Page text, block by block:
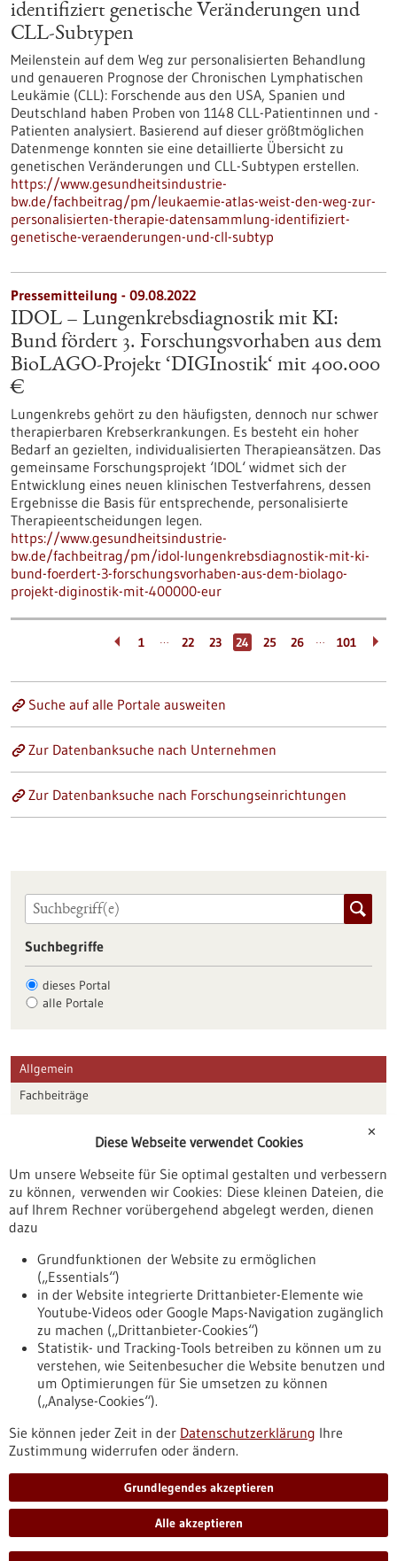
identifiziert genetische Veränderungen und
CLL-Subtypen
Meilenstein auf dem Weg zur personalisierten Behandlung
und genaueren Prognose der Chronischen Lymphatischen
Leukämie (CLL): Forschende aus den USA, Spanien und
Deutschland haben Proben von 1148 CLL-Patientinnen und -
Patienten analysiert. Basierend auf dieser größtmöglichen
Datenmenge konnten sie eine detaillierte Übersicht zu
genetischen Veränderungen und CLL-Subtypen erstellen.
https://www.gesundheitsindustrie-
bw.de/fachbeitrag/pm/leukaemie-atlas-weist-den-weg-zur-
personalisierten-therapie-datensammlung-identifiziert-
genetische-veraenderungen-und-cll-subtyp
Pressemitteilung - 09.08.2022
IDOL – Lungenkrebsdiagnostik mit KI:
Bund fördert 3. Forschungsvorhaben aus dem
BioLAGO-Projekt ‘DIGInostik‘ mit 400.000
€
Lungenkrebs gehört zu den häufigsten, dennoch nur schwer
therapierbaren Krebserkrankungen. Es besteht ein hoher
Bedarf an gezielten, individualisierten Therapieansätzen. Das
gemeinsame Forschungsprojekt ‘IDOL‘ widmet sich der
Entwicklung eines neuen klinischen Testverfahrens, dessen
Ergebnisse die Basis für entsprechende, personalisierte
Therapieentscheidungen legen.
https://www.gesundheitsindustrie-
bw.de/fachbeitrag/pm/idol-lungenkrebsdiagnostik-mit-ki-
bund-foerdert-3-forschungsvorhaben-aus-dem-biolago-
projekt-diginostik-mit-400000-eur
1 … 22 23 24 25 26 … 101
Suche auf alle Portale ausweiten
Zur Datenbanksuche nach Unternehmen
Zur Datenbanksuche nach Forschungseinrichtungen
Suchbegriffe
dieses Portal
alle Portale
Allgemein
Fachbeiträge
Veranstaltungen
Erscheinungsdatum
Nach oben
Informiert bleiben
Newsletter abonnieren
✕
Diese Webseite verwendet Cookies
Um unsere Webseite für Sie optimal gestalten und verbessern
zu können, verwenden wir Cookies: Diese kleinen Dateien, die
auf Ihrem Rechner vorübergehend abgelegt werden, dienen
dazu
Grundfunktionen der Website zu ermöglichen
(„Essentials“)
in der Website integrierte Drittanbieter-Elemente wie
Youtube-Videos oder Google Maps-Navigation zugänglich
zu machen („Drittanbieter-Cookies“)
Statistik- und Tracking-Tools betreiben zu können um zu
verstehen, wie Seitenbesucher die Website benutzen und
um Optimierungen für Sie umsetzen zu können
(„Analyse-Cookies“).
Sie können jeder Zeit in der Datenschutzerklärung Ihre
Zustimmung widerrufen oder ändern.
Grundlegendes akzeptieren
Alle akzeptieren